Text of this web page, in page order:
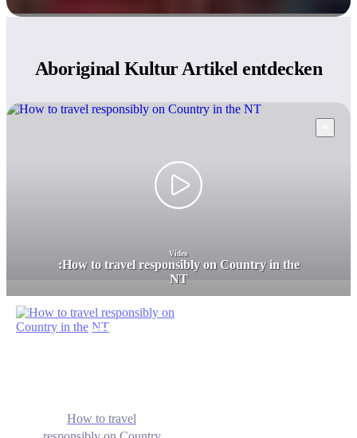
Aboriginal KulturArtikel entdecken
Video
:How to travel responsibly on Country in the
NT
How to travel